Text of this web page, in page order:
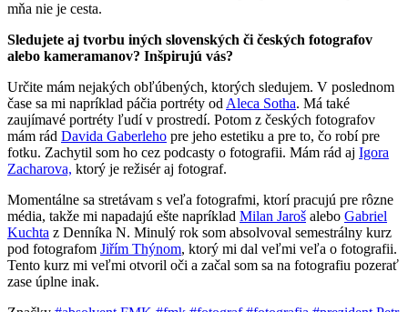
mňa nie je cesta.
Sledujete aj tvorbu iných slovenských či českých fotografov
alebo kameramanov? Inšpirujú vás?
Určite mám nejakých obľúbených, ktorých sledujem. V poslednom
čase sa mi napríklad páčia portréty od Aleca Sotha. Má také
zaujímavé portréty ľudí v prostredí. Potom z českých fotografov
mám rád Davida Gaberleho pre jeho estetiku a pre to, čo robí pre
fotku. Zachytil som ho cez podcasty o fotografii. Mám rád aj Igora
Zacharova, ktorý je režisér aj fotograf.
Momentálne sa stretávam s veľa fotografmi, ktorí pracujú pre rôzne
média, takže mi napadajú ešte napríklad Milan Jaroš alebo Gabriel
Kuchta z Denníka N. Minulý rok som absolvoval semestrálny kurz
pod fotografom Jiřím Thýnom, ktorý mi dal veľmi veľa o fotografii.
Tento kurz mi veľmi otvoril oči a začal som sa na fotografiu pozerať
zase úplne inak.